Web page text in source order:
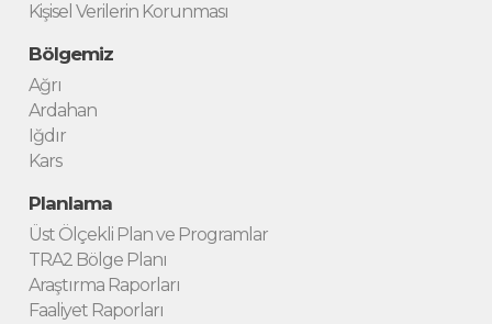
Kişisel Verilerin Korunması
Bölgemiz
Ağrı
Ardahan
Iğdır
Kars
Planlama
Üst Ölçekli Plan ve Programlar
TRA2 Bölge Planı
Araştırma Raporları
Faaliyet Raporları